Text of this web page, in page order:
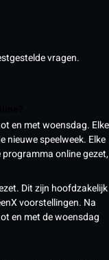
vragen.
en met woensdag. Elke
nieuwe speelweek. Elke
online gezet,
Dit zijn hoofdzakelijk
voorstellingen. Na
en met de woensdag